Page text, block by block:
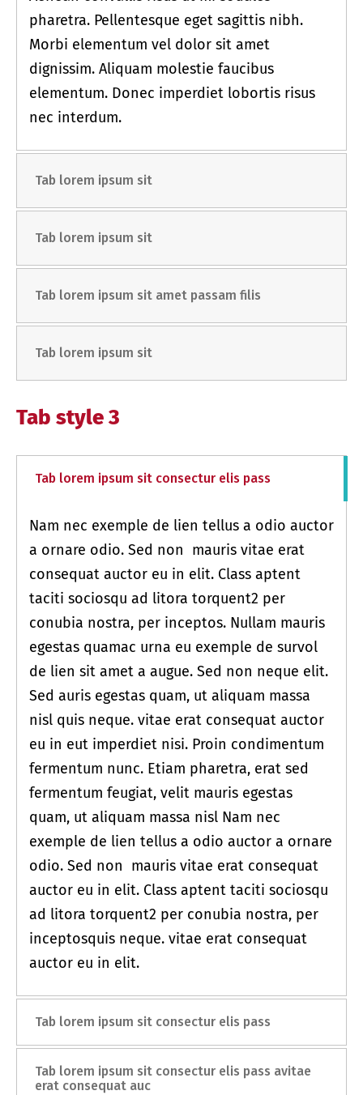
pharetra. Pellentesque eget sagittis nibh.
Morbi elementum vel dolor sit amet
dignissim. Aliquam molestie faucibus
elementum. Donec imperdiet lobortis risus
nec interdum.
Tab lorem ipsum sit
Tab lorem ipsum sit
Tab lorem ipsum sit amet passam filis
Tab lorem ipsum sit
Tab style 3
Tab lorem ipsum sit consectur elis pass
Nam nec exemple de lien tellus a odio auctor
a ornare odio. Sed non mauris vitae erat
consequat auctor eu in elit. Class aptent
taciti sociosqu ad litora torquent2 per
conubia nostra, per inceptos. Nullam mauris
egestas quamac urna eu exemple de survol
de lien sit amet a augue. Sed non neque elit.
Sed auris egestas quam, ut aliquam massa
nisl quis neque. vitae erat consequat auctor
eu in eut imperdiet nisi. Proin condimentum
fermentum nunc. Etiam pharetra, erat sed
fermentum feugiat, velit mauris egestas
quam, ut aliquam massa nisl Nam nec
exemple de lien tellus a odio auctor a ornare
odio. Sed non mauris vitae erat consequat
auctor eu in elit. Class aptent taciti sociosqu
ad litora torquent2 per conubia nostra, per
inceptosquis neque. vitae erat consequat
auctor eu in elit.
Tab lorem ipsum sit consectur elis pass
Tab lorem ipsum sit consectur elis pass avitae
erat consequat auc